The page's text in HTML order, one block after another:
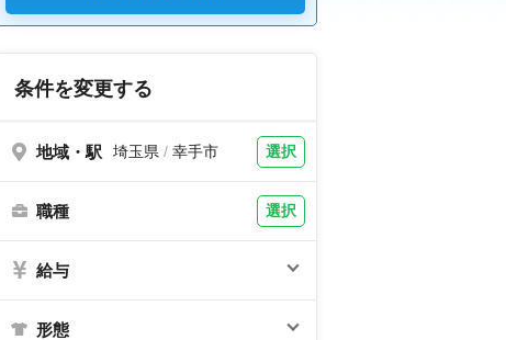
条件を変更する
地域・駅 埼玉県/ 幸手市 選択
職種 選択
給与
形態